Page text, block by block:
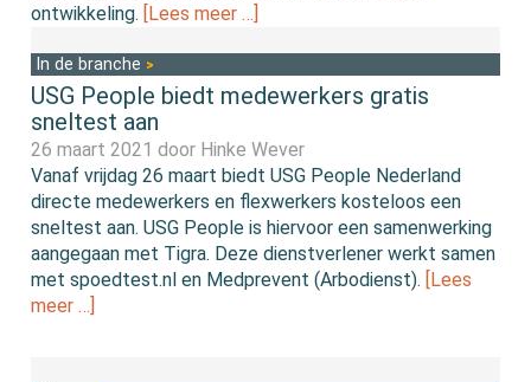
ontwikkeling. [Lees meer …]
In de branche
USG People biedt medewerkers gratis
sneltest aan
26 maart 2021 door Hinke Wever
Vanaf vrijdag 26 maart biedt USG People Nederland
directe medewerkers en flexwerkers kosteloos een
sneltest aan. USG People is hiervoor een samenwerking
aangegaan met Tigra. Deze dienstverlener werkt samen
met spoedtest.nl en Medprevent (Arbodienst). [Lees
meer …]